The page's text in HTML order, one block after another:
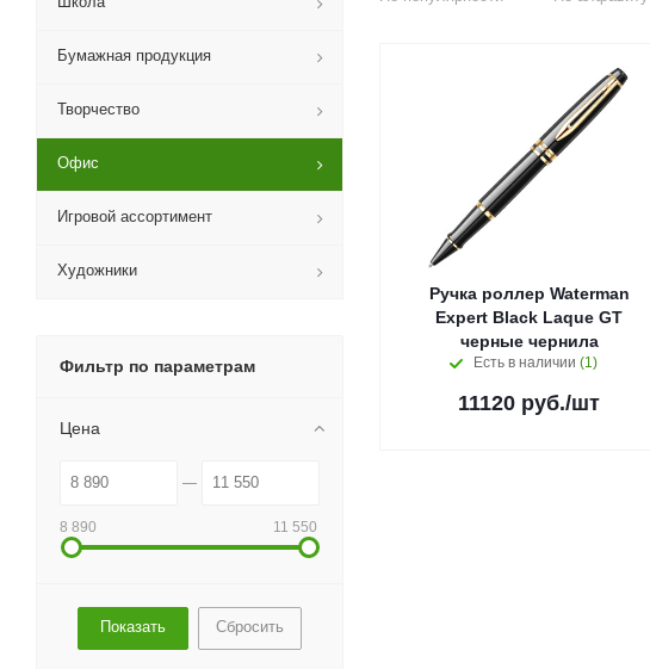
Ручка роллер Waterman
Expert Black Laque GT
черные чернила
Есть в наличии (1)
11120 руб./шт
Бумажная продукция
Творчество
Офис
Игровой ассортимент
Художники
Фильтр по параметрам
Цена
8 890 11 550
Сбросить